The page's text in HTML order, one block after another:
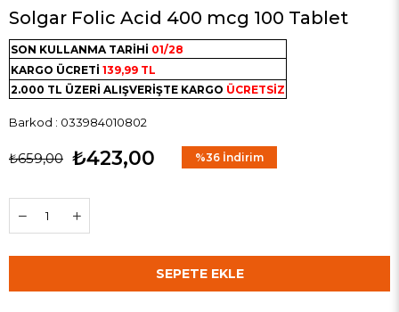
Solgar Folic Acid 400 mcg 100 Tablet
SON KULLANMA TARİHİ 01/28
KARGO ÜCRETİ 139,99 TL
2.000 TL ÜZERİ ALIŞVERİŞTE KARGO ÜCRETSİZ
Barkod : 033984010802
₺659,00 ₺423,00 %36 İndirim